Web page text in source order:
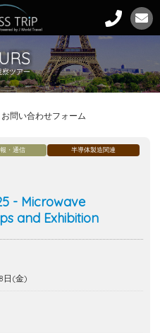
察ツアー
問い合わせフォーム
・通信
半導体製造関連
- Microwave
and Exhibition
日(金)